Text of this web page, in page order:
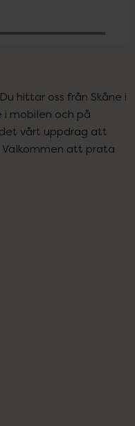
hittar oss från Skåne i
i mobilen och på
vårt uppdrag att
att prata